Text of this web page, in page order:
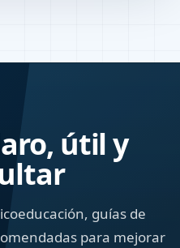
útil y
guías de
para mejorar